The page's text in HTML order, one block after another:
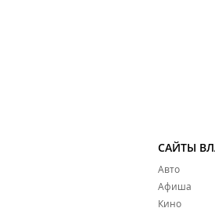
САЙТЫ
Авто
Афиша
Кино